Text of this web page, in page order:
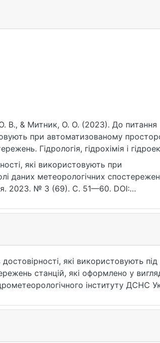
В., & Митник, О. О. (2023). До питання
при автоматизованому
Гідрологія, гідрохімія і
які використовують при
даних метеорологічних
2023. № 3 (69). С. 51—60. DOI:
станцій, які оформлено у
програму «MeteoControl»,
та розрахувати необхідні
змінення критеріїв